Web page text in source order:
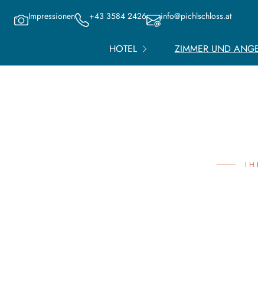
Impressionen +43 3584 2426 info@pichlschloss.at
HOTEL ZIMMER UND